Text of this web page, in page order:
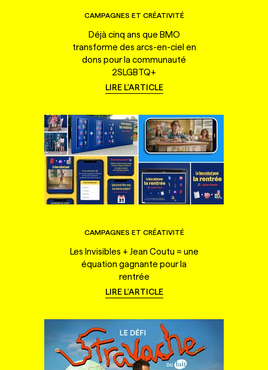
CAMPAGNES ET CRÉATIVITÉ
Déjà cinq ans que BMO
transforme des arcs-en-ciel en
dons pour la communauté
2SLGBTQ+
LIRE L'ARTICLE
CAMPAGNES ET CRÉATIVITÉ
Les Invisibles + Jean Coutu = une
équation gagnante pour la
rentrée
LIRE L'ARTICLE